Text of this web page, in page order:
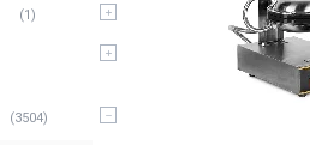
1
3504